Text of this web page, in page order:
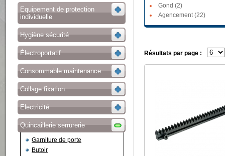
Equipement de protection
individuelle
Hygiène sécurité
Électroportatif
Consommable maintenance
Collage fixation
Electricité
Quincaillerie serrurerie
Garniture de porte
Butoir
Gond (2)
Agencement (22)
Résultats par page :